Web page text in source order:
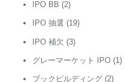
IPO BB (2)
IPO 抽選 (19)
IPO 補欠 (3)
グレーマーケット IPO (1)
ブックビルディング (2)